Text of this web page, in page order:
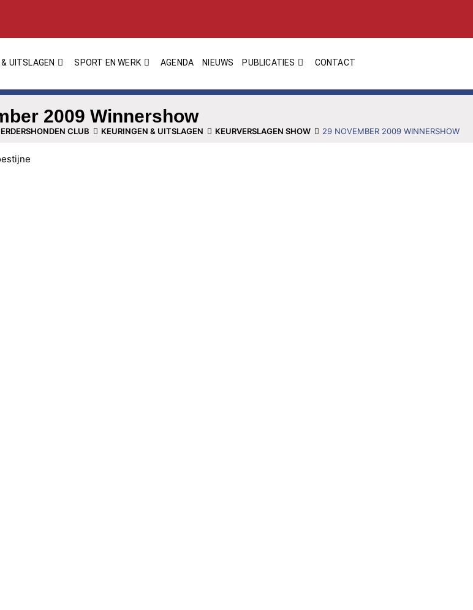
& UITSLAGEN SPORT EN WERK AGENDA NIEUWS PUBLICATIES CONTACT
2009 Winnershow
CLUB KEURINGEN & UITSLAGEN KEURVERSLAGEN SHOW 29 NOVEMBER 2009 WINNERSHOW